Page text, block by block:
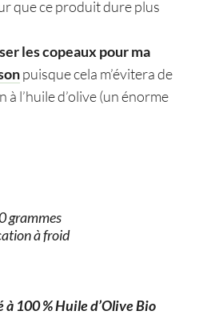
que ce produit dure plus
les copeaux pour ma
puisque cela m’évitera de
à l’huile d’olive (un énorme
grammes
à froid
à 100 % Huile d’Olive Bio